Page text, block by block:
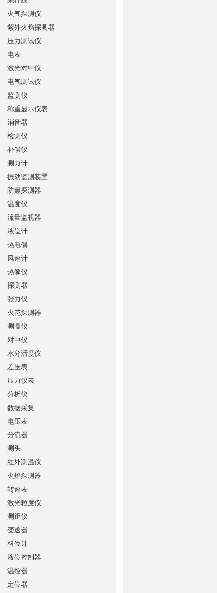
火气探测仪
紫外火焰探测器
压力测试仪
电表
激光对中仪
电气测试仪
监测仪
称重显示仪表
消音器
检测仪
补偿仪
测力计
振动监测装置
防爆探测器
温度仪
流量监视器
液位计
热电偶
风速计
热像仪
探测器
张力仪
火花探测器
测温仪
对中仪
水分活度仪
差压表
压力仪表
分析仪
数据采集
电压表
分流器
测头
红外测温仪
火焰探测器
转速表
激光粒度仪
测距仪
变送器
料位计
液位控制器
温控器
定位器